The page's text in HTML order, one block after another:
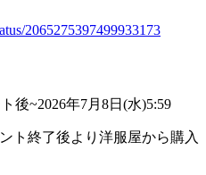
2065275397499933173
後~2026年7月8日(水)5:59
ト終了後より洋服屋から購入